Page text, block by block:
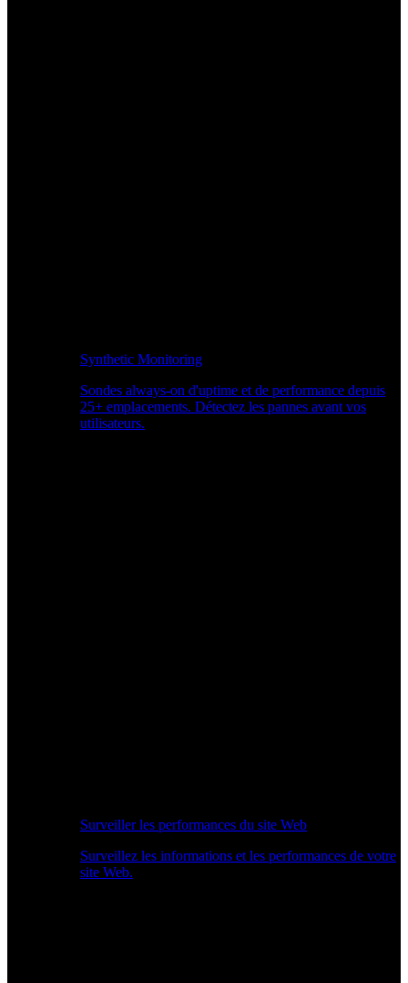
Synthetic Monitoring
Sondes always-on d'uptime et de performance depuis
25+ emplacements. Détectez les pannes avant vos
utilisateurs.
Surveiller les performances du site Web
Surveillez les informations et les performances de votre
site Web.